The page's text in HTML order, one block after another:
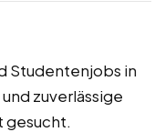
Studentenjobs in
zuverlässige
gesucht.